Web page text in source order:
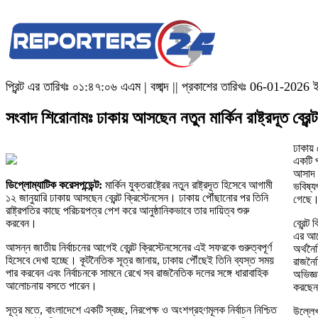
প্রিন্ট এর তারিখঃ ০১:৪৭:০৬ এএম| বঙ্গাব্দ || প্রকাশের তারিখঃ 06-01-2026
সংবাদ শিরোনামঃ ঢাকায় আসছেন নতুন মার্কিন রাষ্ট্রদূত
ডিপ্লোম্যাটিক করেসপন্ডেন্ট: মার্কিন যুক্তরাষ্ট্রের নতুন রাষ্ট্রদূত হিসেবে আগামী
১২ জানুয়ারি ঢাকায় আসছেন ব্রেন্ট ক্রিস্টেনসেন। ঢাকায় পৌঁছানোর পর তিনি
রাষ্ট্রপতির কাছে পরিচয়পত্র পেশ করে আনুষ্ঠানিকভাবে তার দায়িত্ব শুরু
করবেন।
আসন্ন জাতীয় নির্বাচনের আগেই ব্রেন্ট ক্রিস্টেনসেনের এই সফরকে গুরুত্বপূর্ণ
হিসেবে দেখা হচ্ছে। কূটনৈতিক সূত্র জানায়, ঢাকায় পৌঁছেই তিনি ব্যস্ত সময়
পার করবেন এবং নির্বাচনকে সামনে রেখে সব রাজনৈতিক দলের সঙ্গে ধারাবাহিক
আলোচনায় বসতে পারেন।
সূত্র মতে, বাংলাদেশে একটি স্বচ্ছ, নিরপেক্ষ ও অংশগ্রহণমূলক নির্বাচন নিশ্চিত
ঢাকায়
একটি
আসাদ
ব্রেন্ট
এর
করছেন